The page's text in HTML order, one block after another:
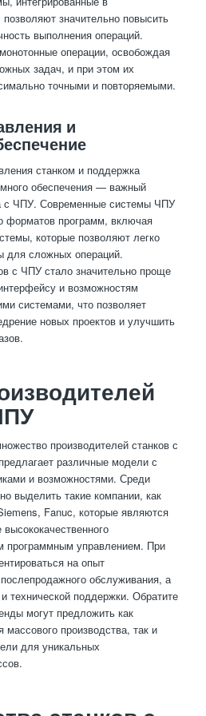
значительно повысить
выполнения операций.
операции, освобождая
задач, и при этом их
точными и повторяемыми.
и
станком и поддержка
обеспечения — важный
с ЧПУ. Современные системы ЧПУ
форматов программ, включая
которые позволяют легко
для сложных операций.
с ЧПУ стало значительно проще
и возможностям
системами, что позволяет
новых проектов и улучшить
производителей станков с
различные модели с
и возможностями. Среди
выделить такие компании, как
Fanuc, которые являются
программным управлением. При
на опыт
обслуживания, а
технической поддержки. Обратите
могут предложить как
производства, так и
для уникальных